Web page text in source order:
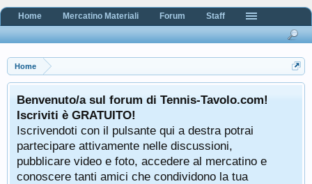
Home
Benvenuto/a sul forum di Tennis-Tavolo.com!
Iscriviti è GRATUITO!
Iscrivendoti con il pulsante qui a destra potrai
partecipare attivamente nelle discussioni,
pubblicare video e foto, accedere al mercatino e
conoscere tanti amici che condividono la tua
Home Mercatino Materiali Forum Staff